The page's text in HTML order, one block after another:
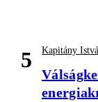
5 Kapitány